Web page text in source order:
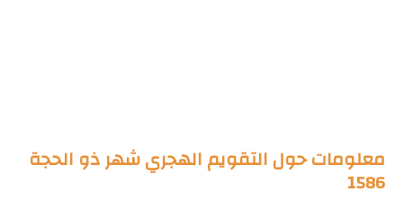
معلومات حول التقويم الهجري شهر ذو الحجة
1586